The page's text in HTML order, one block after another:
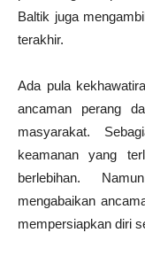
Baltik juga
terakhir.
Ada pula
ancaman perang
masyarakat.
keamanan yang
berlebihan.
mengabaikan
mempersiapkan diri